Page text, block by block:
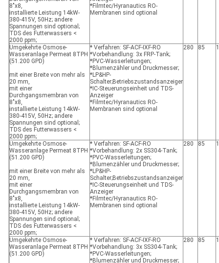
8"x8,
installierte Leistung 14kW-
380-415V, 50Hz; andere
Spannungen sind optional;
TDS des Futterwassers <
2000 ppm;
*Filmtec/Hyranautics RO-
Membranen sind optional
Umgekehrte Osmose-
Wasseranlage Permeat 8TPH
(51.200 GPD)
mit einer Breite von mehr als
20 mm,
mit einer
Durchgangsmembran von
8"x8,
installierte Leistung 14kW-
380-415V, 50Hz; andere
Spannungen sind optional;
TDS des Futterwassers <
2000 ppm;
* Verfahren: SF-ACF-IXF-RO
*Vorbehandlung: 3x FRP-Tank;
*PVC-Wasserleitungen;
*Blumenzähler und Druckmesser;
*LP&HP-
Schalter;Betriebszustandsanzeiger
*IC-Steuerungseinheit und TDS-
Anzeiger
*Filmtec/Hyranautics RO-
Membranen sind optional
280 85
Umgekehrte Osmose-
Wasseranlage Permeat 8TPH
(51.200 GPD)
mit einer Breite von mehr als
20 mm,
mit einer
Durchgangsmembran von
8"x8,
installierte Leistung 14kW-
380-415V, 50Hz; andere
Spannungen sind optional;
TDS des Futterwassers <
2000 ppm;
* Verfahren: SF-ACF-RO
*Vorbehandlung: 2x SS304-Tank;
*PVC-Wasserleitungen;
*Blumenzähler und Druckmesser;
*LP&HP-
Schalter;Betriebszustandsanzeiger
*IC-Steuerungseinheit und TDS-
Anzeiger
*Filmtec/Hyranautics RO-
Membranen sind optional
280 85
Umgekehrte Osmose-
Wasseranlage Permeat 8TPH
(51.200 GPD)
* Verfahren: SF-ACF-IXF-RO
*Vorbehandlung: 3x SS304-Tank;
*PVC-Wasserleitungen;
*Blumenzähler und Druckmesser;
280 85